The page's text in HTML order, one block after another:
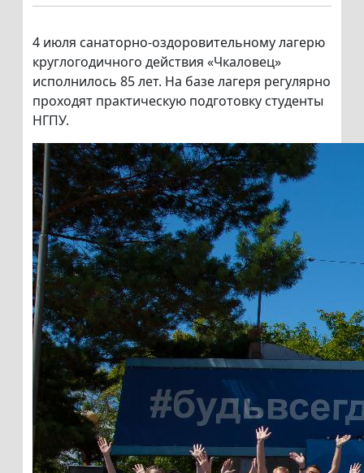
4 июля санаторно-оздоровительному лагерю
круглогодичного действия «Чкаловец»
исполнилось 85 лет. На базе лагеря регулярно
проходят практическую подготовку студенты
НГПУ.